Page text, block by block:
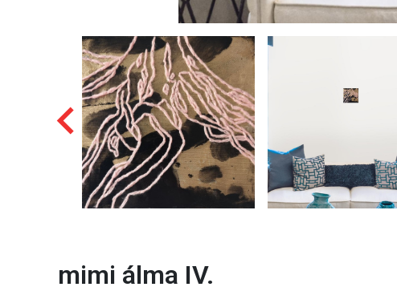
mimi álma IV.